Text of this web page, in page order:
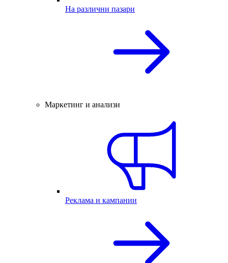
На различни пазари
Маркетинг и анализи
Реклама и кампании